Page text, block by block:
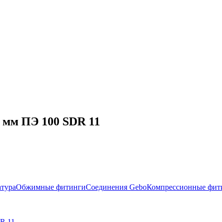
мм ПЭ 100 SDR 11
Обжимные фитингиСоединения GeboКомпрессионные